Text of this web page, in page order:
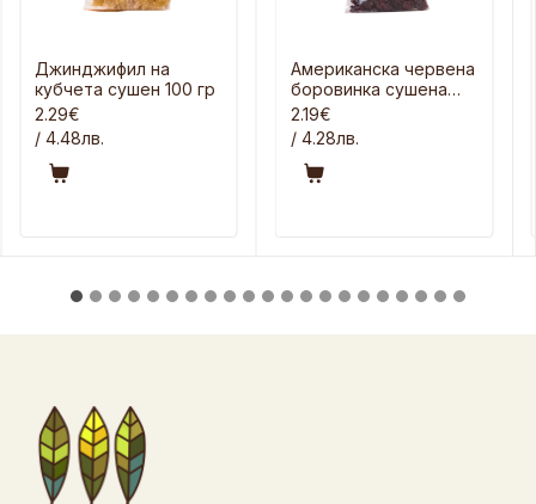
Джинджифил на
кубчета сушен 100 гр
2.29€
/ 4.48лв.
Американска червена
боровинка сушена
100 гр
2.19€
/ 4.28лв.